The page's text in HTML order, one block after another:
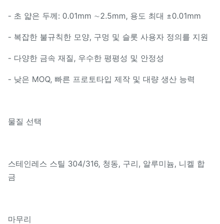
- 초 얇은 두께: 0.01mm ∼2.5mm, 용도 최대 ±0.01mm
- 복잡한 불규칙한 모양, 구멍 및 슬롯 사용자 정의를 지원
- 다양한 금속 재질, 우수한 평평성 및 안정성
- 낮은 MOQ, 빠른 프로토타입 제작 및 대량 생산 능력
물질 선택
스테인레스 스틸 304/316, 청동, 구리, 알루미늄, 니켈 합
금
마무리